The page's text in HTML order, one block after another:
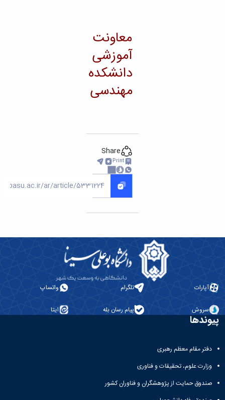
معاونت
آموزشی
دانشکده
مهندسی
Share
واتساپ
پیام رسان بله
معظم رهبری
علوم، تحقیقات و فناوری
حمایت از پژوهشگران و فناوران کشور